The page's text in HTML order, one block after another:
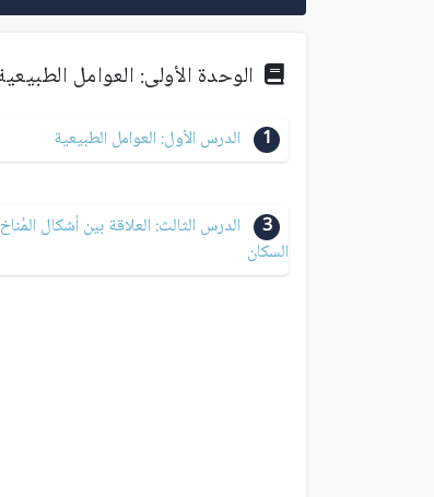
الوحدة الأولى: العوامل
1 الدرس الأول: العوامل الطبيعية
3
الدرس الثالث: العلاقة بين أشكال
السكان